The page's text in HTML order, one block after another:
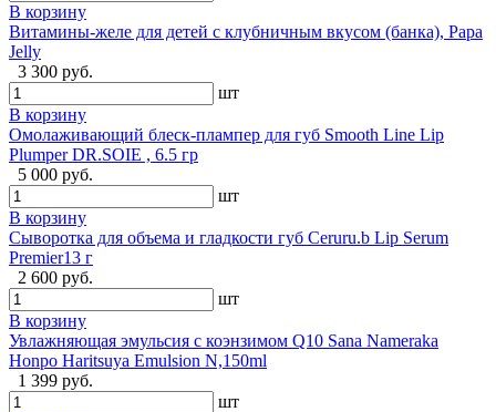
В корзину
Витамины-желе для детей с клубничным вкусом (банка), Papa
Jelly
3 300 руб.
шт
В корзину
Омолаживающий блеск-плампер для губ Smooth Line Lip
Plumper DR.SOIE , 6.5 гр
5 000 руб.
шт
В корзину
Сыворотка для объема и гладкости губ Ceruru.b Lip Serum
Premier13 г
2 600 руб.
шт
В корзину
Увлажняющая эмульсия с коэнзимом Q10 Sana Nameraka
Honpo Haritsuya Emulsion N,150ml
1 399 руб.
шт